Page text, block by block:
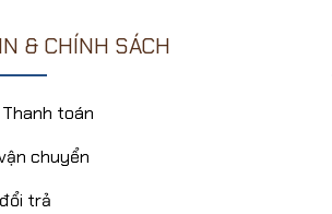
& CHÍNH SÁCH
toán
chuyển
trả